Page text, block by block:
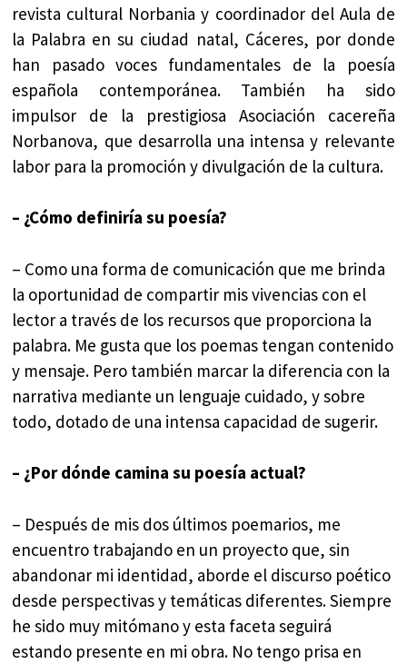
revista cultural Norbania y coordinador del Aula de
la Palabra en su ciudad natal, Cáceres, por donde
han pasado voces fundamentales de la poesía
española contemporánea. También ha sido
impulsor de la prestigiosa Asociación cacereña
Norbanova, que desarrolla una intensa y relevante
labor para la promoción y divulgación de la cultura.
– ¿Cómo definiría su poesía?
– Como una forma de comunicación que me brinda
la oportunidad de compartir mis vivencias con el
lector a través de los recursos que proporciona la
palabra. Me gusta que los poemas tengan contenido
y mensaje. Pero también marcar la diferencia con la
narrativa mediante un lenguaje cuidado, y sobre
todo, dotado de una intensa capacidad de sugerir.
– ¿Por dónde camina su poesía actual?
– Después de mis dos últimos poemarios, me
encuentro trabajando en un proyecto que, sin
abandonar mi identidad, aborde el discurso poético
desde perspectivas y temáticas diferentes. Siempre
he sido muy mitómano y esta faceta seguirá
estando presente en mi obra. No tengo prisa en